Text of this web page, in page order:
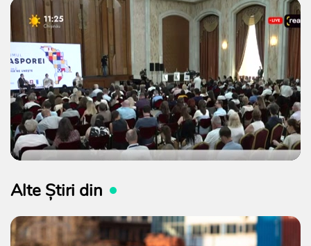
Alte Știri din